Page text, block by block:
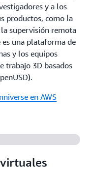
y a los
productos, como la
supervisión remota
es una plataforma de
y los equipos
trabajo 3D basados
en AWS